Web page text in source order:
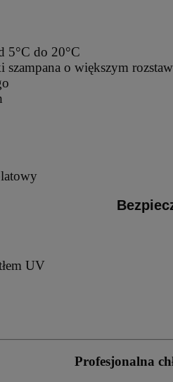
5°C do 20°C
szampana o większym
UV
Profesjonalna